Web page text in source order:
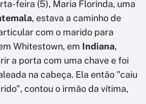
feira (5), Maria Florinda, uma
, estava a caminho de
com o marido para
Whitestown, em Indiana,
a porta com uma chave e foi
na cabeça. Ela então "caiu
contou o irmão da vítima,